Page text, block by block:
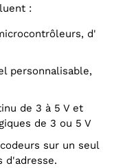
:
de 3 ou 5 V
d'adresse.